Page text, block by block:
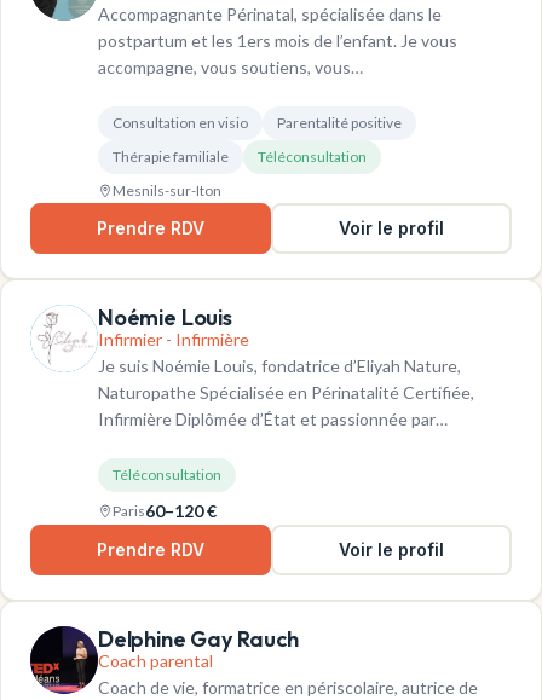
Accompagnante Périnatal, spécialisée dans le
postpartum et les 1ers mois de l’enfant. Je vous
accompagne, vous soutiens, vous…
Consultation en visio
Parentalité positive
Thérapie familiale
Téléconsultation
Mesnils-sur-Iton
Prendre RDV Voir le profil
Noémie Louis
Infirmier - Infirmière
Je suis Noémie Louis, fondatrice d’Eliyah Nature,
Naturopathe Spécialisée en Périnatalité Certifiée,
Infirmière Diplômée d’État et passionnée par…
Téléconsultation
Paris60–120 €
Prendre RDV
Voir le profil
Delphine Gay Rauch
Coach parental
Coach de vie, formatrice en périscolaire, autrice de